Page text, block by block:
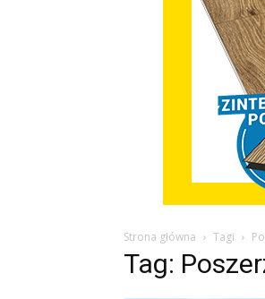
Strona główna Tagi
Tag: